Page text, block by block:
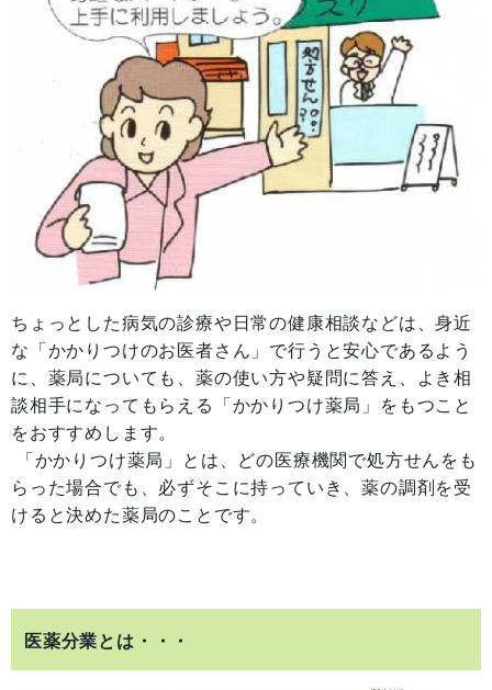
ちょっとした病気の診療や日常の健康相談などは、身近
な「かかりつけのお医者さん」で行うと安心であるよう
に、薬局についても、薬の使い方や疑問に答え、よき相
談相手になってもらえる「かかりつけ薬局」をもつこと
をおすすめします。
「かかりつけ薬局」とは、どの医療機関で処方せんをも
らった場合でも、必ずそこに持っていき、薬の調剤を受
けると決めた薬局のことです。
医薬分業とは・・・